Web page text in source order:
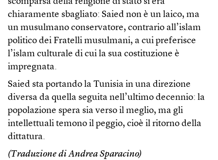
chiaramente sbagliato: Saied non è un laico, ma
un musulmano conservatore, contrario all’islam
politico dei Fratelli musulmani, a cui preferisce
l’islam culturale di cui la sua costituzione è
impregnata.
Saied sta portando la Tunisia in una direzione
diversa da quella seguita nell’ultimo decennio: la
popolazione spera sia verso il meglio, ma gli
intellettuali temono il peggio, cioè il ritorno della
dittatura.
(Traduzione di Andrea Sparacino)